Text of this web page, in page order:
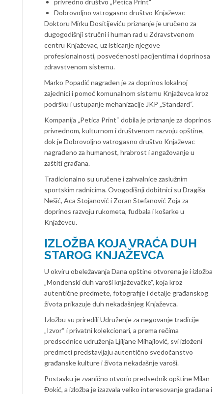
privredno društvo „Petica Print“
Dobrovoljno vatrogasno društvo Knjaževac
Doktoru Mirku Dositijeviću priznanje je uručeno za
dugogodišnji stručni i human rad u Zdravstvenom
centru Knjaževac, uz isticanje njegove
profesionalnosti, posvećenosti pacijentima i doprinosa
zdravstvenom sistemu.
Marko Popadić nagrađen je za doprinos lokalnoj
zajednici i pomoć komunalnom sistemu Knjaževca kroz
podršku i ustupanje mehanizacije JKP „Standard“.
Kompanija „Petica Print“ dobila je priznanje za doprinos
privrednom, kulturnom i društvenom razvoju opštine,
dok je Dobrovoljno vatrogasno društvo Knjaževac
nagrađeno za humanost, hrabrost i angažovanje u
zaštiti građana.
Tradicionalno su uručene i zahvalnice zaslužnim
sportskim radnicima. Ovogodišnji dobitnici su Dragiša
Nešić, Aca Stojanović i Zoran Stefanović Zoja za
doprinos razvoju rukometa, fudbala i košarke u
Knjaževcu.
IZLOŽBA KOJA VRAĆA DUH
STAROG KNJAŽEVCA
U okviru obeležavanja Dana opštine otvorena je i izložba
„Mondenski duh varoši knjaževačke“, koja kroz
autentične predmete, fotografije i detalje građanskog
života prikazuje duh nekadašnjeg Knjaževca.
Izložbu su priredili Udruženje za negovanje tradicije
„Izvor“ i privatni kolekcionari, a prema rečima
predsednice udruženja Ljiljane Mihajlović, svi izloženi
predmeti predstavljaju autentično svedočanstvo
građanske kulture i života nekadašnje varoši.
Postavku je zvanično otvorio predsednik opštine Milan
Đokić, a izložba je izazvala veliko interesovanje građana i